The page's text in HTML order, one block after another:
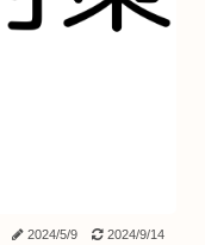
2024/5/9 2024/9/14